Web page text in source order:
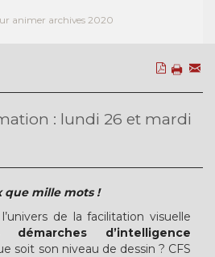
animer archives 2020
: lundi 26 et mardi
que mille mots !
de la facilitation visuelle
d’intelligence
soit son niveau de dessin ? CFS